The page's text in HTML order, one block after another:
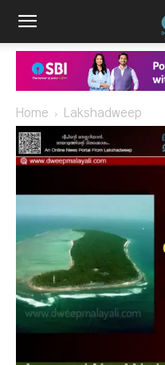
Home Lakshadweep